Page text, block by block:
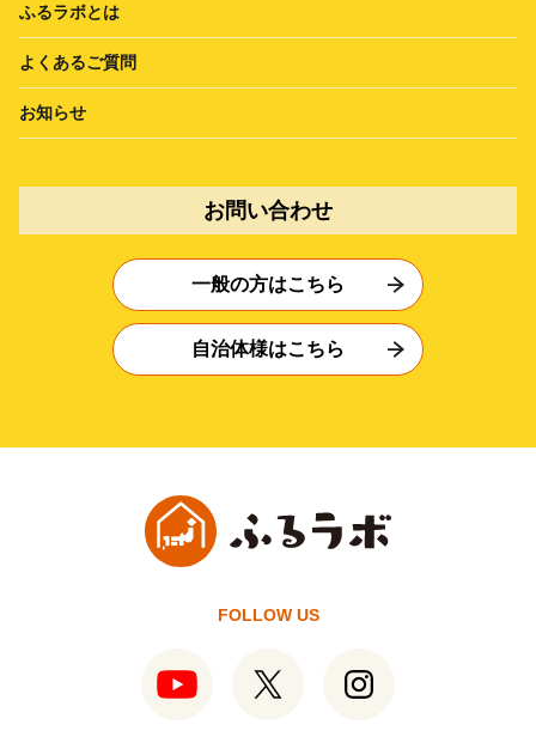
ふるラボとは
よくあるご質問
お知らせ
お問い合わせ
一般の方はこちら
自治体様はこちら
FOLLOW US